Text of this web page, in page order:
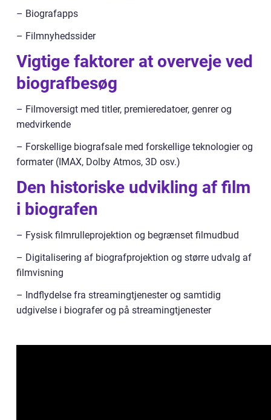
– Biografapps
– Filmnyhedssider
Vigtige faktorer at overveje ved
biografbesøg
– Filmoversigt med titler, premieredatoer, genrer og
medvirkende
– Forskellige biografsale med forskellige teknologier og
formater (IMAX, Dolby Atmos, 3D osv.)
Den historiske udvikling af film
i biografen
– Fysisk filmrulleprojektion og begrænset filmudbud
– Digitalisering af biografprojektion og større udvalg af
filmvisning
– Indflydelse fra streamingtjenester og samtidig
udgivelse i biografer og på streamingtjenester